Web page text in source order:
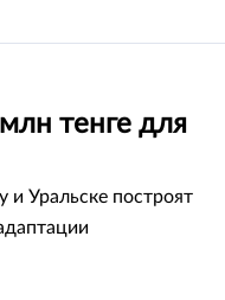
тенге для
и Уральске построят